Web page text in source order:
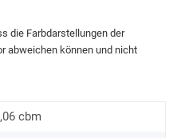
die Farbdarstellungen der
abweichen können und nicht
cbm